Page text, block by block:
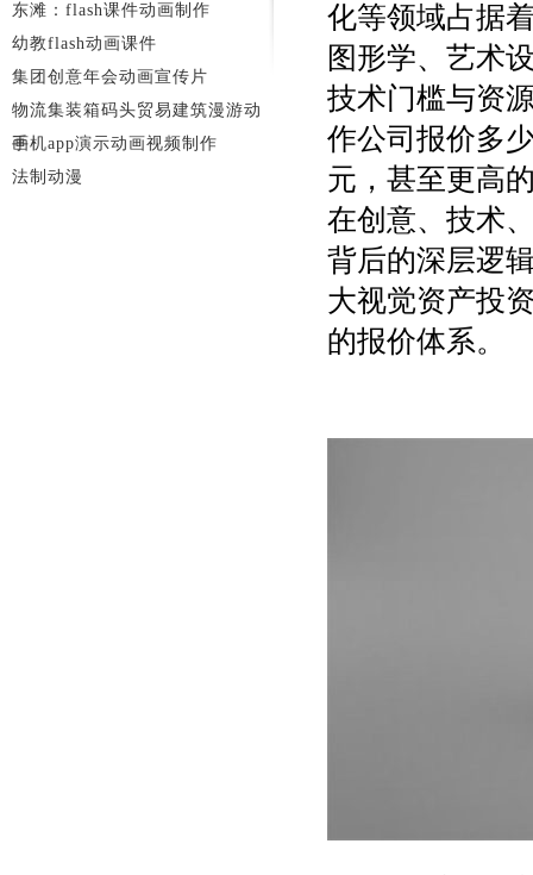
化等领域占据
图形学、艺术
技术门槛与资
作公司报价多
元，甚至更高
在创意、技术
背后的深层逻
大视觉资产投
的报价体系。
东滩：flash课件动画制作
幼教flash动画课件
集团创意年会动画宣传片
物流集装箱码头贸易建筑漫游动
画
手机app演示动画视频制作
法制动漫